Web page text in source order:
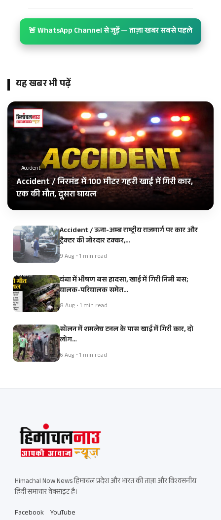
🚨 WhatsApp Channel से जुड़ें — ताज़ा खबर सबसे पहले
यह खबर भी पढ़ें
Accident
Accident / निरमंड में 100 मीटर गहरी खाई में गिरी कार,
एक की मौत, दूसरा घायल
Accident / ऊना-अम्ब राष्ट्रीय राजमार्ग पर कार और
ट्रैक्टर की जोरदार टक्कर,…
9 Aug • 1 min read
चंबा में भीषण बस हादसा, खाई में गिरी निजी बस;
चालक-परिचालक समेत…
8 Aug • 1 min read
सोलन में शमलेच टनल के पास खाई में गिरी कार, दो
लोग…
6 Aug • 1 min read
Himachal Now News हिमाचल प्रदेश और भारत की ताज़ा और विश्वसनीय
हिंदी समाचार वेबसाइट है।
Facebook YouTube